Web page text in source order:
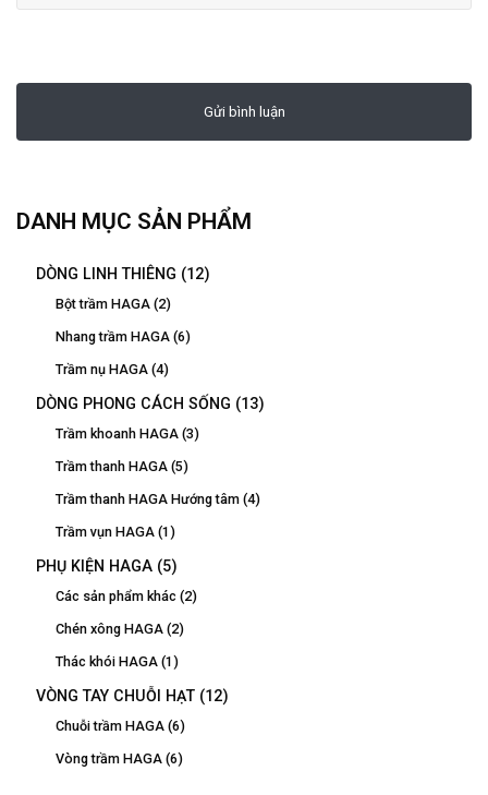
DANH MỤC SẢN PHẨM
DÒNG LINH THIÊNG (12)
Bột trầm HAGA (2)
Nhang trầm HAGA (6)
Trầm nụ HAGA (4)
DÒNG PHONG CÁCH SỐNG (13)
Trầm khoanh HAGA (3)
Trầm thanh HAGA (5)
Trầm thanh HAGA Hướng tâm (4)
Trầm vụn HAGA (1)
PHỤ KIỆN HAGA (5)
Các sản phẩm khác (2)
Chén xông HAGA (2)
Thác khói HAGA (1)
VÒNG TAY CHUỖI HẠT (12)
Chuỗi trầm HAGA (6)
Vòng trầm HAGA (6)